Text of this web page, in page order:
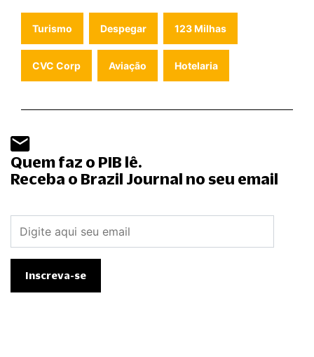
Turismo Despegar 123 Milhas
CVC Corp Aviação Hotelaria
Quem faz o PIB lê.
Receba o Brazil Journal no seu email